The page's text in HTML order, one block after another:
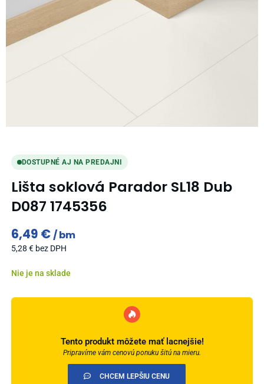
DOSTUPNÉ AJ NA PREDAJNI
Lišta soklová Parador SL18 Dub
D087 1745356
6,49 € bm
5,28 € bez DPH
Nie je na sklade
Tento produkt môžete mať lacnejšie!
Pripravíme vám cenovú ponuku šitú na mieru.
CHCEM LEPŠIU CENU